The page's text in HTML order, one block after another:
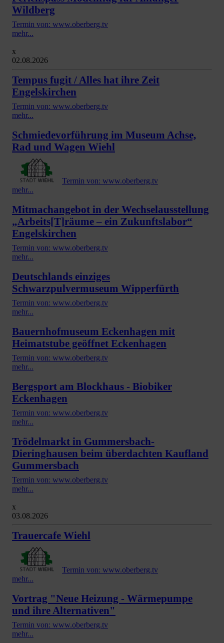
Wildberg
Termin von: www.oberberg.tv
mehr...
x
02.08.2026
Tempus fugit / Alles hat ihre Zeit
Engelskirchen
Termin von: www.oberberg.tv
mehr...
Schmiedevorführung im Museum Achse,
Rad und Wagen Wiehl
Termin von: www.oberberg.tv
mehr...
Mitmachangebot in der Wechselausstellung
„Arbeits[T]räume – ein Zukunftslabor“
Engelskirchen
Termin von: www.oberberg.tv
mehr...
Deutschlands einziges
Schwarzpulvermuseum Wipperfürth
Termin von: www.oberberg.tv
mehr...
Bauernhofmuseum Eckenhagen mit
Heimatstube geöffnet Eckenhagen
Termin von: www.oberberg.tv
mehr...
Bergsport am Blockhaus - Biobiker
Eckenhagen
Termin von: www.oberberg.tv
mehr...
Trödelmarkt in Gummersbach-
Dieringhausen beim überdachten Kaufland
Gummersbach
Termin von: www.oberberg.tv
mehr...
x
03.08.2026
Trauercafe Wiehl
Termin von: www.oberberg.tv
mehr...
Vortrag "Neue Heizung - Wärmepumpe
und ihre Alternativen"
Termin von: www.oberberg.tv
mehr...